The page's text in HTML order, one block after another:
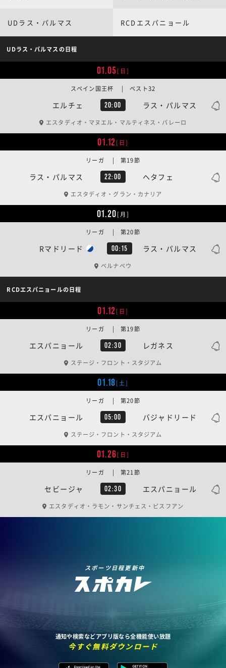
UDラス・パルマス RCDエスパニョール
UDラス・パルマスの日程
01.05[日]
エルチェ 20:00 ラス・パルマス
スペイン国王杯 | ベスト32
エスタディオ・マヌエル・マルティネス・バレーロ
01.12[日]
ラス・パルマス 22:00 ヘタフェ
リーガ | 第19節
エスタディオ・グラン・カナリア
01.20[月]
Rマドリード 00:15 ラス・パルマス
リーガ | 第20節
ベルナベウ
RCDエスパニョールの日程
01.12[日]
エスパニョール 02:30 レガネス
リーガ | 第19節
ステージ・フロント・スタジアム
01.18[土]
エスパニョール 05:00 バジャドリード
リーガ | 第20節
ステージ・フロント・スタジアム
01.26[日]
セビージャ 02:30 エスパニョール
リーガ | 第21節
エスタディオ・ラモン・サンチェス・ピスフアン
スポーツ日程更新中
通知や検索などアプリ版なら全機能使い放題
今すぐ無料ダウンロード